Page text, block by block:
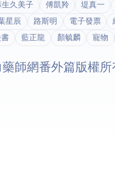
生久美子 傅凱羚 堤真一
星辰 路斯明 電子發票
藍正龍 顏毓麟 寵物
活力藥師網番外篇. 版權所